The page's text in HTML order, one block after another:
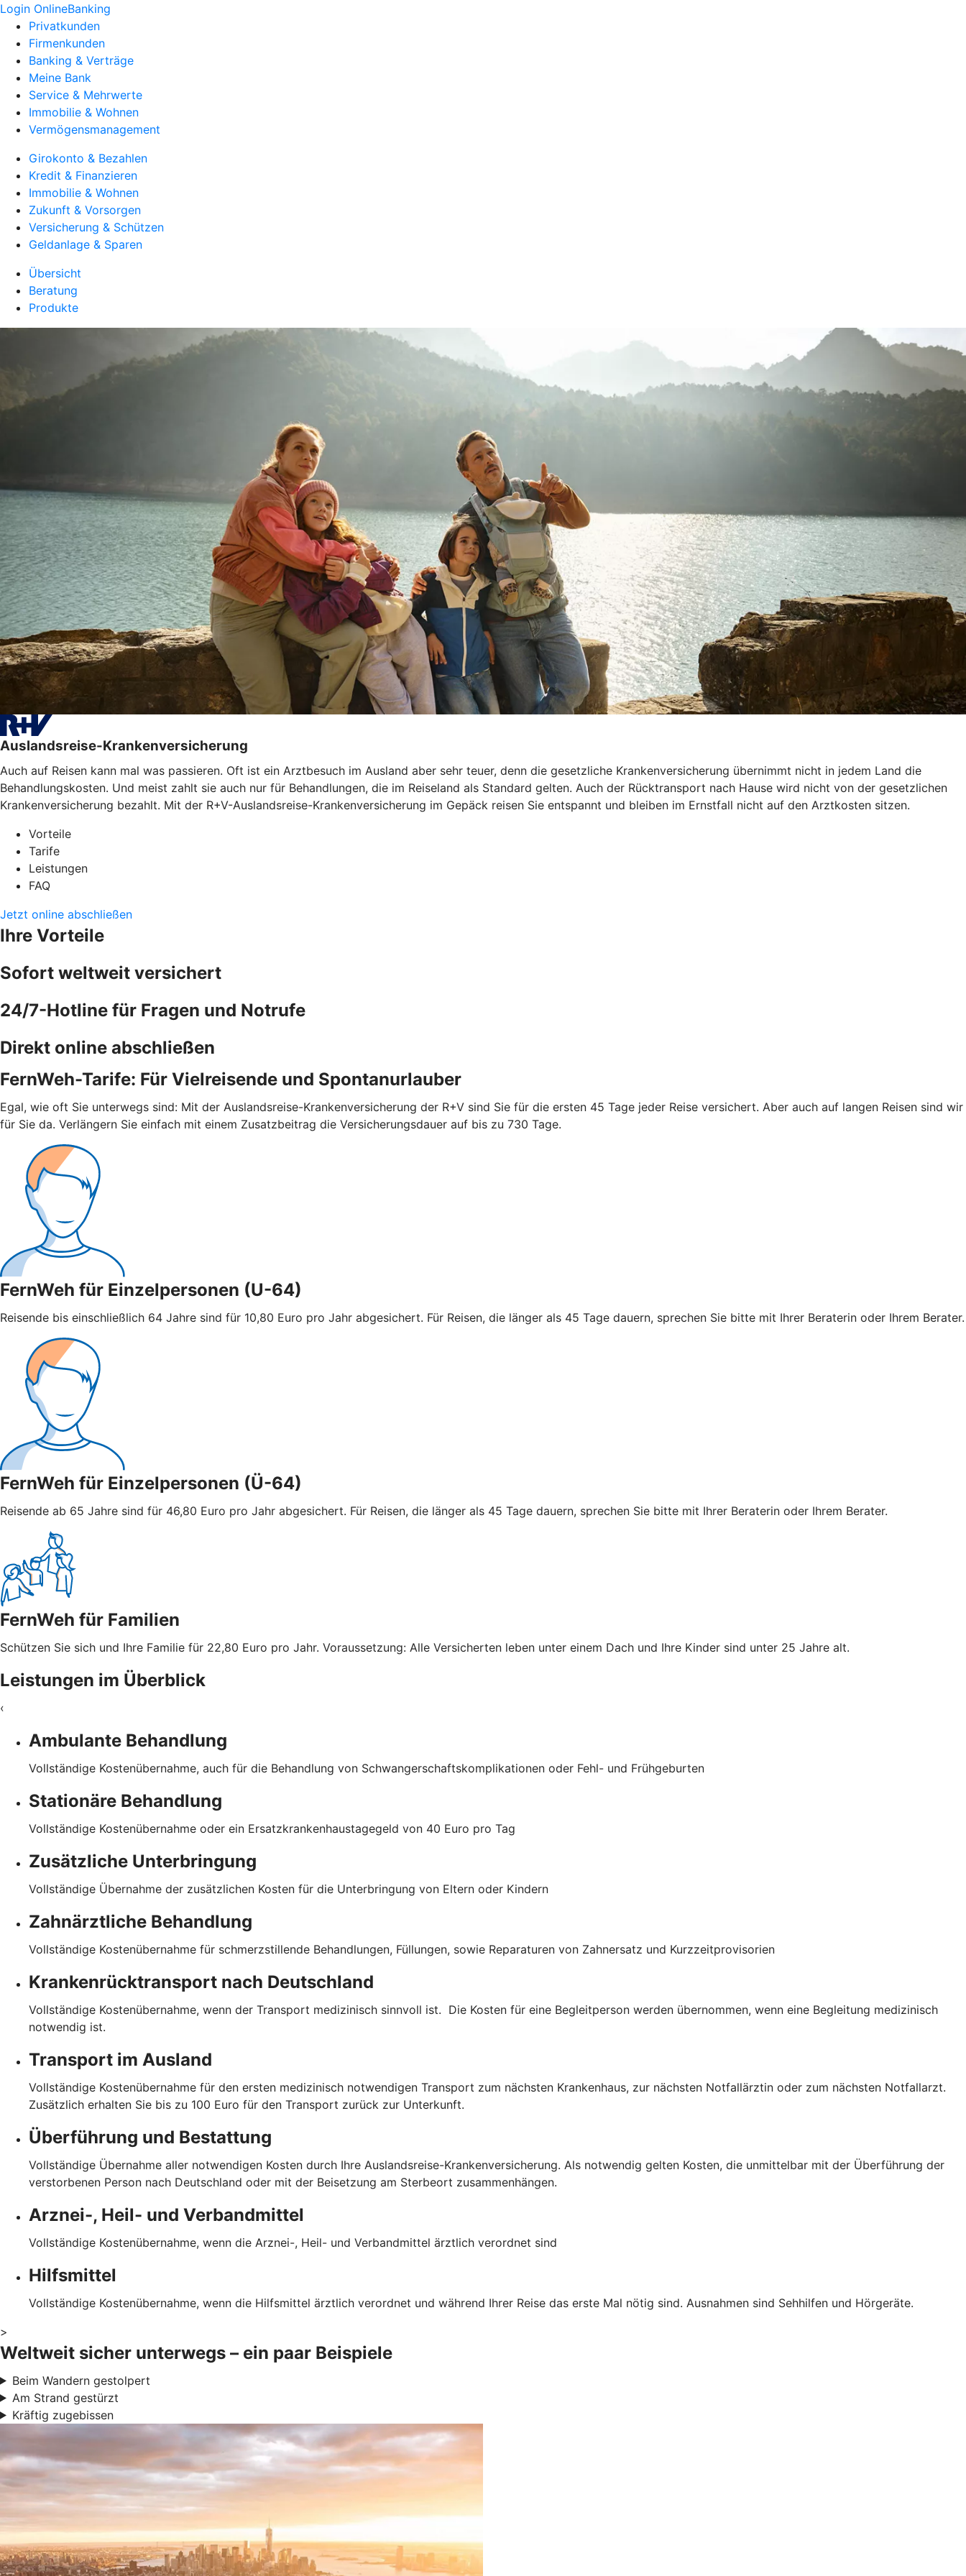
Login OnlineBanking
Privatkunden
Firmenkunden
Banking & Verträge
Meine Bank
Service & Mehrwerte
Immobilie & Wohnen
Vermögensmanagement
Girokonto & Bezahlen
Kredit & Finanzieren
Immobilie & Wohnen
Zukunft & Vorsorgen
Versicherung & Schützen
Geldanlage & Sparen
Übersicht
Beratung
Produkte
Auslandsreise-Krankenversicherung
Auch auf Reisen kann mal was passieren. Oft ist ein Arztbesuch im Ausland aber sehr teuer, denn die gesetzliche Krankenversicherung übernimmt nicht in jedem Land die
Behandlungskosten. Und meist zahlt sie auch nur für Behandlungen, die im Reiseland als Standard gelten. Auch der Rücktransport nach Hause wird nicht von der gesetzlichen
Krankenversicherung bezahlt. Mit der R+V-Auslandsreise-Krankenversicherung im Gepäck reisen Sie entspannt und bleiben im Ernstfall nicht auf den Arztkosten sitzen.
Vorteile
Tarife
Leistungen
FAQ
Jetzt online abschließen
Ihre Vorteile
Sofort weltweit versichert
24/7-Hotline für Fragen und Notrufe
Direkt online abschließen
FernWeh-Tarife: Für Vielreisende und Spontanurlauber
Egal, wie oft Sie unterwegs sind: Mit der Auslandsreise-Krankenversicherung der R+V sind Sie für die ersten 45 Tage jeder Reise versichert. Aber auch auf langen Reisen sind wir
für Sie da. Verlängern Sie einfach mit einem Zusatzbeitrag die Versicherungsdauer auf bis zu 730 Tage.
FernWeh für Einzelpersonen (U-64)
Reisende bis einschließlich 64 Jahre sind für 10,80 Euro pro Jahr abgesichert. Für Reisen, die länger als 45 Tage dauern, sprechen Sie bitte mit Ihrer Beraterin oder Ihrem Berater.
FernWeh für Einzelpersonen (Ü-64)
Reisende ab 65 Jahre sind für 46,80 Euro pro Jahr abgesichert. Für Reisen, die länger als 45 Tage dauern, sprechen Sie bitte mit Ihrer Beraterin oder Ihrem Berater.
FernWeh für Familien
Schützen Sie sich und Ihre Familie für 22,80 Euro pro Jahr. Voraussetzung: Alle Versicherten leben unter einem Dach und Ihre Kinder sind unter 25 Jahre alt.
Leistungen im Überblick
‹
Ambulante Behandlung
Vollständige Kostenübernahme, auch für die Behandlung von Schwangerschaftskomplikationen oder Fehl- und Frühgeburten
Stationäre Behandlung
Vollständige Kostenübernahme oder ein Ersatzkrankenhaustagegeld von 40 Euro pro Tag
Zusätzliche Unterbringung
Vollständige Übernahme der zusätzlichen Kosten für die Unterbringung von Eltern oder Kindern
Zahnärztliche Behandlung
Vollständige Kostenübernahme für schmerzstillende Behandlungen, Füllungen, sowie Reparaturen von Zahnersatz und Kurzzeitprovisorien
Krankenrücktransport nach Deutschland
Vollständige Kostenübernahme, wenn der Transport medizinisch sinnvoll ist. Die Kosten für eine Begleitperson werden übernommen, wenn eine Begleitung medizinisch
notwendig ist.
Transport im Ausland
Vollständige Kostenübernahme für den ersten medizinisch notwendigen Transport zum nächsten Krankenhaus, zur nächsten Notfallärztin oder zum nächsten Notfallarzt.
Zusätzlich erhalten Sie bis zu 100 Euro für den Transport zurück zur Unterkunft.
Überführung und Bestattung
Vollständige Übernahme aller notwendigen Kosten durch Ihre Auslandsreise-Krankenversicherung. Als notwendig gelten Kosten, die unmittelbar mit der Überführung der
verstorbenen Person nach Deutschland oder mit der Beisetzung am Sterbeort zusammenhängen.
Arznei-, Heil- und Verbandmittel
Vollständige Kostenübernahme, wenn die Arznei-, Heil- und Verbandmittel ärztlich verordnet sind
Hilfsmittel
Vollständige Kostenübernahme, wenn die Hilfsmittel ärztlich verordnet und während Ihrer Reise das erste Mal nötig sind. Ausnahmen sind Sehhilfen und Hörgeräte.
>
Weltweit sicher unterwegs – ein paar Beispiele
Beim Wandern gestolpert
Am Strand gestürzt
Kräftig zugebissen